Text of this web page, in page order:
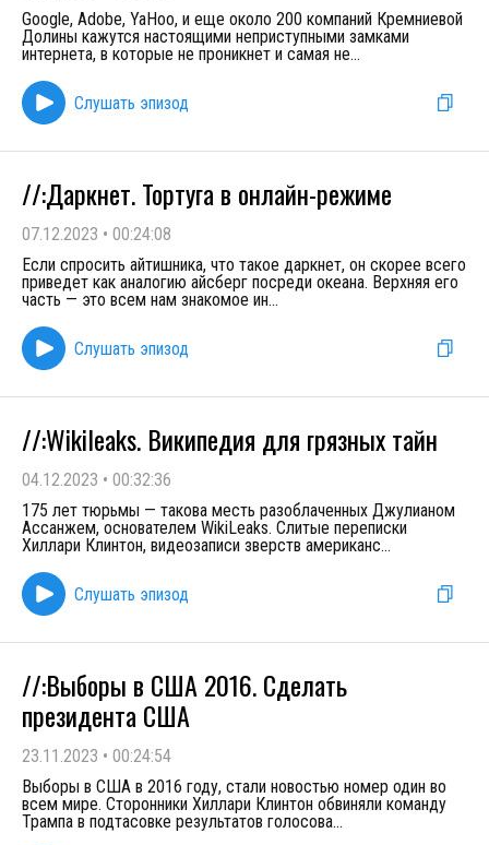
Google, Adobe, YaHoo, и еще около 200 компаний Кремниевой
Долины кажутся настоящими неприступными замками
интернета, в которые не проникнет и самая не...
Слушать эпизод
//:Даркнет. Тортуга в онлайн-режиме
07.12.2023 • 00:24:08
Если спросить айтишника, что такое даркнет, он скорее всего
приведет как аналогию айсберг посреди океана. Верхняя его
часть — это всем нам знакомое ин...
Слушать эпизод
//:Wikileaks. Википедия для грязных тайн
04.12.2023 • 00:32:36
175 лет тюрьмы — такова месть разоблаченных Джулианом
Ассанжем, основателем WikiLeaks. Слитые переписки
Хиллари Клинтон, видеозаписи зверств американс...
Слушать эпизод
//:Выборы в США 2016. Сделать
президента США
23.11.2023 • 00:24:54
Выборы в США в 2016 году, стали новостью номер один во
всем мире. Сторонники Хиллари Клинтон обвиняли команду
Трампа в подтасовке результатов голосова...